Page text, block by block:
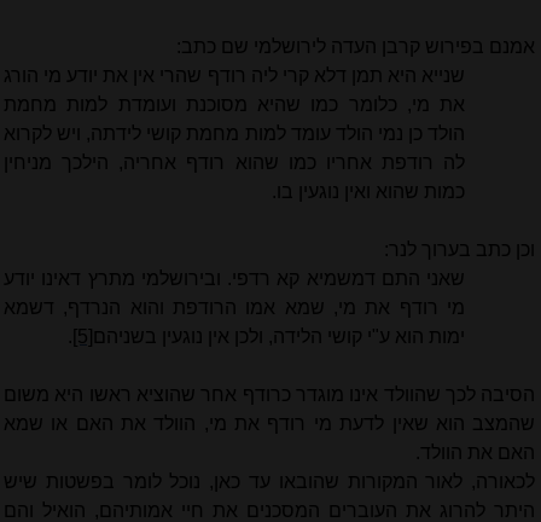
אמנם בפירוש קרבן העדה לירושלמי שם כתב:
שנייא היא תמן דלא קרי ליה רודף שהרי אין את יודע מי הורג
את מי, כלומר כמו שהיא מסוכנת ועומדת למות מחמת
הולד כן נמי הולד עומד למות מחמת קושי לידתה, ויש לקרוא
לה רודפת אחריו כמו שהוא רודף אחריה, הילכך מניחין
כמות שהוא ואין נוגעין בו.
וכן כתב בערוך לנר:
שאני התם דמשמיא קא רדפי. ובירושלמי מתרץ דאינו יודע
מי רודף את מי, שמא אמו הרודפת והוא הנרדף, דשמא
ימות הוא ע"י קושי הלידה, ולכן אין נוגעין בשניהם [5]
.
הסיבה לכך שהוולד אינו מוגדר כרודף אחר שהוציא ראשו היא משום
שהמצב הוא שאין לדעת מי רודף את מי, הוולד את האם או שמא
האם את הוולד.
לכאורה, לאור המקורות שהובאו עד כאן, נוכל לומר בפשטות שיש
היתר להרוג את העוברים המסכנים את חיי אמותיהם, הואיל והם